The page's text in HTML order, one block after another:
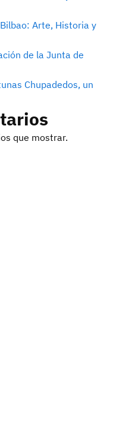
Arte, Historia y
de la Junta de
Chupadedos, un
que mostrar.